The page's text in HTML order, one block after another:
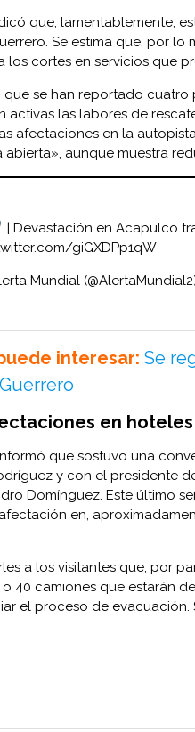
que, lamentablemente,
Se estima que, por lo
los cortes en servicios que
que se han reportado
activas las labores de
afectaciones en la
abierta», aunque muestra
| Devastación en Acapulco
giGXDPp1qW
Mundial
interesar: Se
en
que sostuvo una
y con el presidente
Domínguez. Este último
en,
a los visitantes que, por
40 camiones que estarán
el proceso de evacuación.